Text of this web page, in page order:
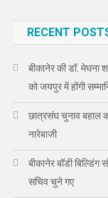
RECENT
बीकानेर की डॉ. मेघना
को जयपुर में होंगी
छात्रसंघ चुनाव बहाल
नारेबाजी
बीकानेर बॉडी
सचिव चुने गए